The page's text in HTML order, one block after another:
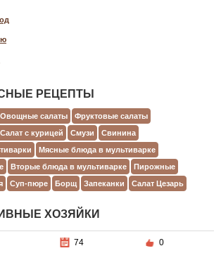
РЕЦЕПТЫ
Овощные салаты
Фруктовые салаты
Салат с курицей Смузи
Свинина
Мясные блюда в мультиварке
Вторые блюда в мультиварке
Пирожные
Суп-пюре Борщ Запеканки Салат Цезарь
ХОЗЯЙКИ
74 0